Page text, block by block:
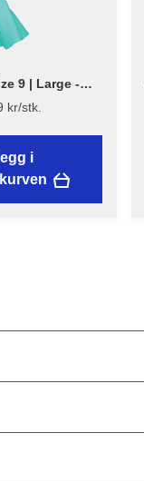
9 | Large -
Kemi - Bluestar
kr/stk.
i